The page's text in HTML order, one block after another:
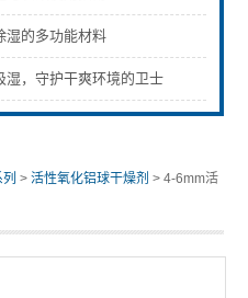
湿的多功能材料
湿，守护干爽环境的卫士
>活性氧化铝球干燥剂 > 4-6mm活